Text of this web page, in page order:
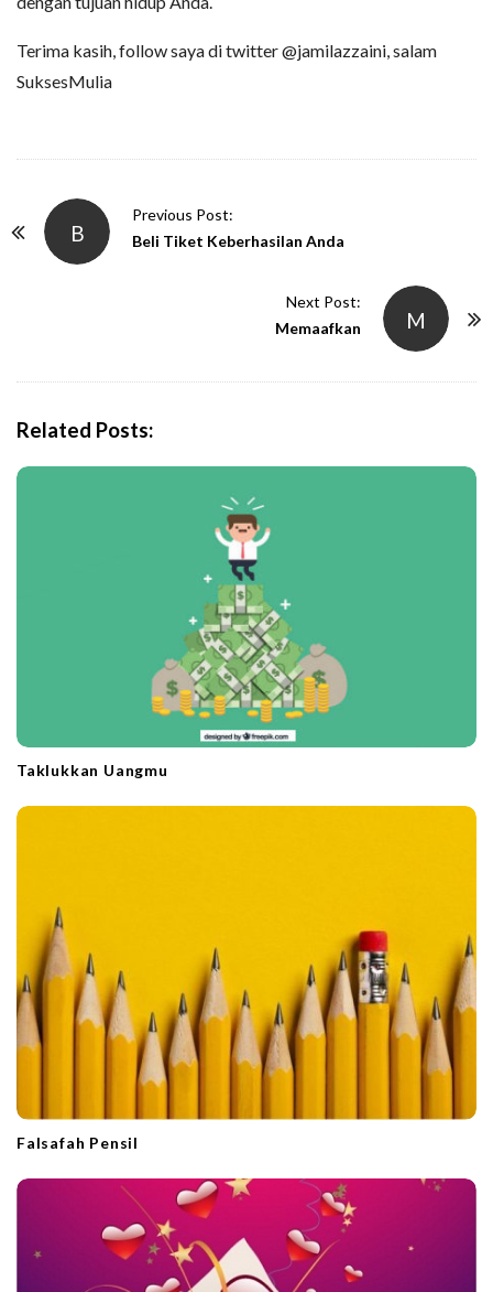
Terima kasih, follow saya di twitter @jamilazzaini, salam
SuksesMulia
B
Previous Post:
Beli Tiket Keberhasilan Anda
M
Next Post:
Memaafkan
Related Posts:
Taklukkan Uangmu
Falsafah Pensil